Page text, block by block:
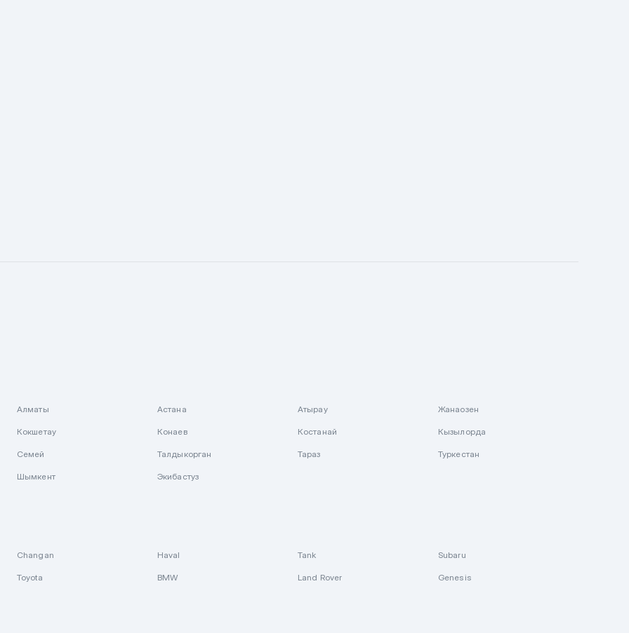
Алматы Астана Атырау Жанаозен
Кокшетау Конаев Костанай Кызылорда
Семей Талдыкорган Тараз Туркестан
Шымкент Экибастуз
Changan Haval Tank Subaru
Toyota BMW Land Rover Genesis